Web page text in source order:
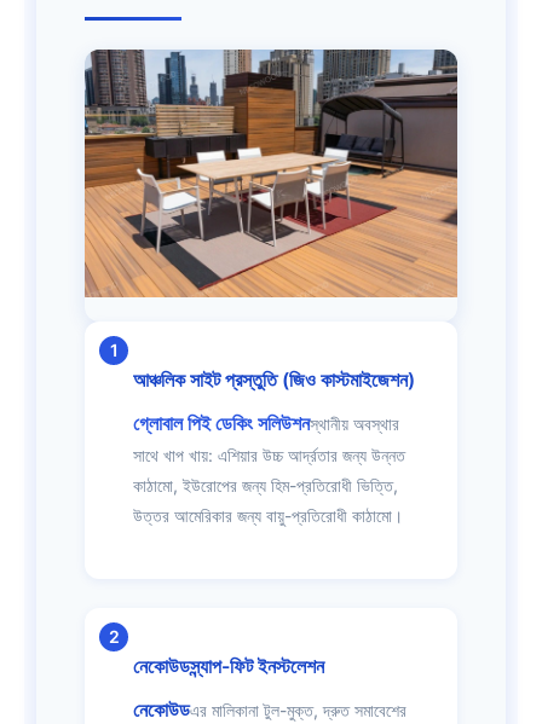
আঞ্চলিক সাইট প্রস্তুতি (জিও কাস্টমাইজেশন)
গ্লোবাল পিই ডেকিং সলিউশনস্থানীয় অবস্থার
সাথে খাপ খায়: এশিয়ার উচ্চ আর্দ্রতার জন্য উন্নত
কাঠামো, ইউরোপের জন্য হিম-প্রতিরোধী ভিত্তি,
উত্তর আমেরিকার জন্য বায়ু-প্রতিরোধী কাঠামো।
নেকোউডস্ন্যাপ-ফিট ইনস্টলেশন
নেকোউডএর মালিকানা টুল-মুক্ত, দ্রুত সমাবেশের